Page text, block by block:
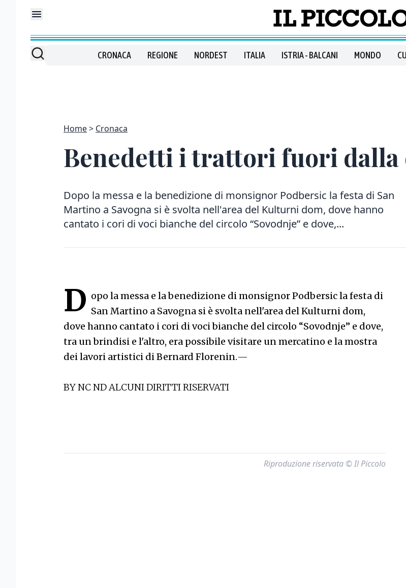
CRONACA REGIONE NORDEST ITALIA ISTRIA - BALCANI MONDO
Home Cronaca
Benedetti i trattori fuori dalla
Dopo la messa e la benedizione di monsignor Podbersic la festa di San
Martino a Savogna si è svolta nell'area del Kulturni dom, dove hanno
cantato i cori di voci bianche del circolo “Sovodnje” e dove,...
D opo la messa e la benedizione di monsignor Podbersic la festa di
San Martino a Savogna si è svolta nell'area del Kulturni dom,
dove hanno cantato i cori di voci bianche del circolo “Sovodnje” e dove,
tra un brindisi e l'altro, era possibile visitare un mercatino e la mostra
dei lavori artistici di Bernard Florenin.—
BY NC ND ALCUNI DIRITTI RISERVATI
Riproduzione riservata © Il Piccolo